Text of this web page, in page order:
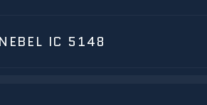
IC 5148